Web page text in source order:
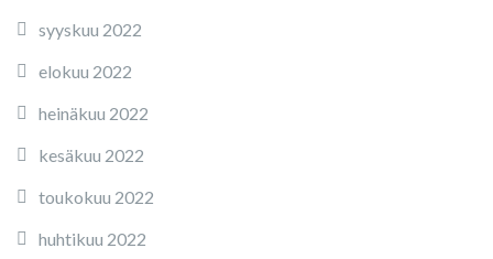
syyskuu 2022
elokuu 2022
heinäkuu 2022
kesäkuu 2022
toukokuu 2022
huhtikuu 2022